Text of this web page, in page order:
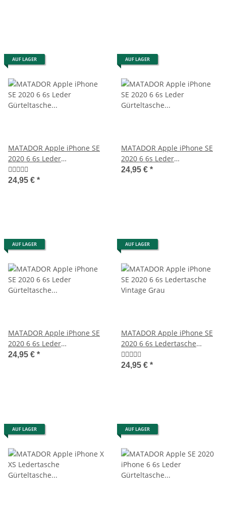
AUF LAGER
MATADOR Apple iPhone SE
2020 6 6s Leder
Gürteltasche Quer Braun
24,95 € *
AUF LAGER
MATADOR Apple iPhone SE
2020 6 6s Leder
Gürteltasche Vertikal Braun
24,95 € *
AUF LAGER
MATADOR Apple iPhone SE
2020 6 6s Leder
Gürteltasche Vertikal
24,95 € *
AUF LAGER
MATADOR Apple iPhone SE
2020 6 6s Ledertasche
Vintage Grau
24,95 € *
AUF LAGER AUF LAGER